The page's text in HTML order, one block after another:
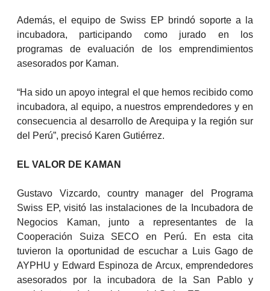
Además, el equipo de Swiss EP brindó soporte a la
incubadora, participando como jurado en los
programas de evaluación de los emprendimientos
asesorados por Kaman.
“Ha sido un apoyo integral el que hemos recibido como
incubadora, al equipo, a nuestros emprendedores y en
consecuencia al desarrollo de Arequipa y la región sur
del Perú”, precisó Karen Gutiérrez.
EL VALOR DE KAMAN
Gustavo Vizcardo, country manager del Programa
Swiss EP, visitó las instalaciones de la Incubadora de
Negocios Kaman, junto a representantes de la
Cooperación Suiza SECO en Perú. En esta cita
tuvieron la oportunidad de escuchar a Luis Gago de
AYPHU y Edward Espinoza de Arcux, emprendedores
asesorados por la incubadora de la San Pablo y